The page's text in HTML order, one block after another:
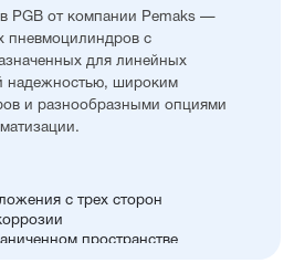
PGB от компании Pemaks —
пневмоцилиндров с
для линейных
надежностью, широким
и разнообразными опциями
с трех сторон
пространстве